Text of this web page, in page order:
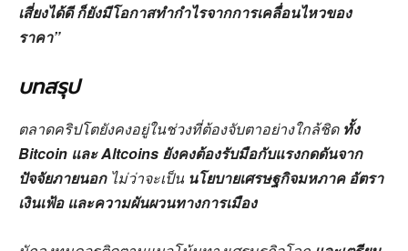
เสี่ยงได้ดี ก็ยังมีโอกาสทำกำไรจากการเคลื่อนไหวของ
ราคา”
บทสรุป
ตลาดคริปโตยังคงอยู่ในช่วงที่ต้องจับตาอย่างใกล้ชิด ทั้ง
Bitcoin และ Altcoins ยังคงต้องรับมือกับแรงกดดันจาก
ปัจจัยภายนอกไม่ว่าจะเป็น นโยบายเศรษฐกิจมหภาค อัตรา
เงินเฟ้อ และความผันผวนทางการเมือง